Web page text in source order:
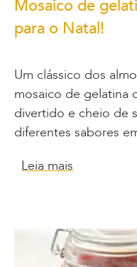
Mosaico de
para o Natal!
Um clássico dos
mosaico de gelatina
divertido e cheio de
diferentes sabores
Leia mais